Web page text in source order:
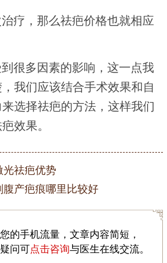
疗，那么祛疤价格也就相应
很多因素的影响，这一点我
我们应该结合手术效果和自
选择祛疤的方法，这样我们
效果。
光祛疤优势
腹产疤痕哪里比较好
的手机流量，文章内容简短，
问可点击咨询与医生在线交流。